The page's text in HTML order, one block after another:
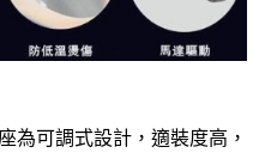
為可調式設計， 適裝度高，